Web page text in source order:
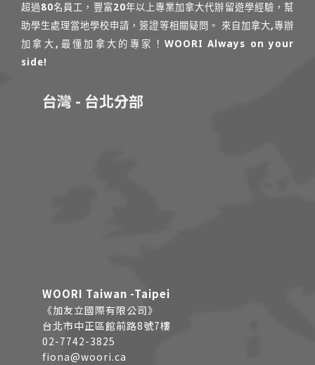
超過80名員工，豐富20年以上專業加拿大代辦留遊學經驗，幫
助學生處理當地學校申請，簽證等相關疑問。 來自加拿大,專辦
加拿大,最懂加拿大的專家！WOORI Always on your
side!
台灣 - 台北分部
WOORI Taiwan -Taipei
《加友立國際有限公司》
台北市中正區館前路8號7樓
02-7742-3825
fiona@woori.ca